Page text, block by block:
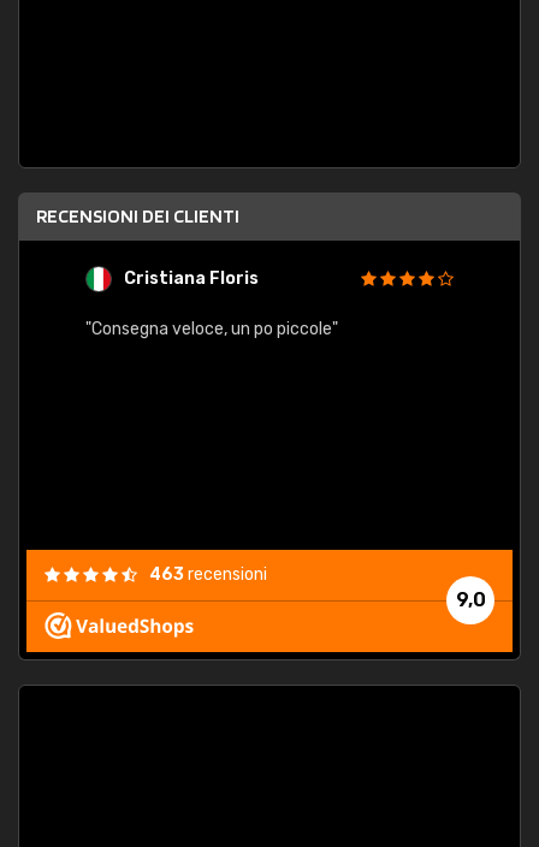
RECENSIONI DEI CLIENTI
Cristiana Floris
"Consegna veloce, un po piccole"
9,0
463recensioni